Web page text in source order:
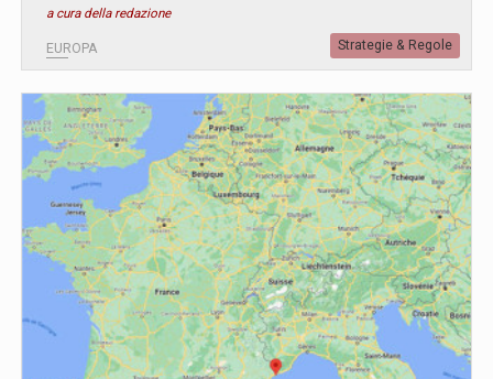
a cura della redazione
EUROPA Strategie & Regole